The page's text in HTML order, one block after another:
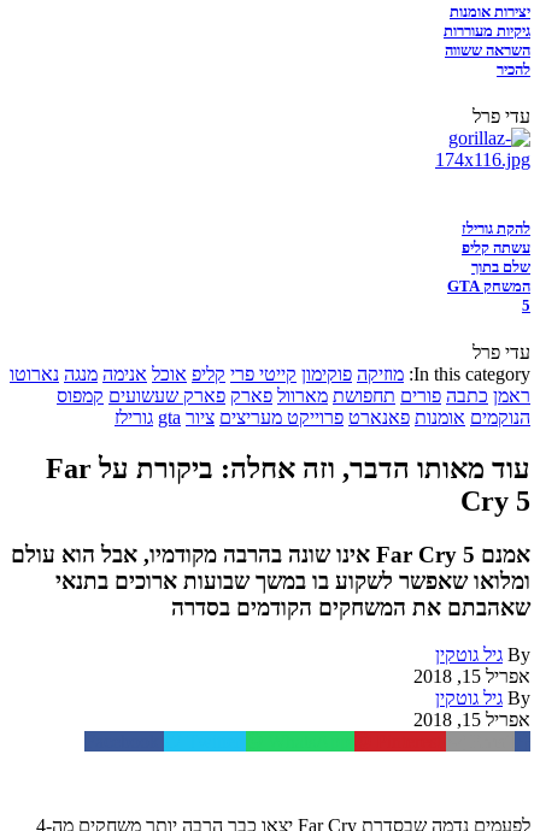
יצירות אומנות
גיקיות מעוררות
השראה ששווה
להכיר
עדי פרל
להקת גורילז
עשתה קליפ
שלם בתוך
המשחק GTA
5
עדי פרל
In this category: מוזיקה פוקימון קייטי פרי קליפ אוכל אנימה מנגה נארוטו
ראמן כתבה פורים תחפושת מארוול פארק פארק שעשועים קמפוס
הנוקמים אומנות פאנארט פרוייקט מעריצים ציור gta גורילז
עוד מאותו הדבר, וזה אחלה: ביקורת על Far
Cry 5
אמנם Far Cry 5 אינו שונה בהרבה מקודמיו, אבל הוא עולם
ומלואו שאפשר לשקוע בו במשך שבועות ארוכים בתנאי
שאהבתם את המשחקים הקודמים בסדרה
By גיל גוטקין
אפריל 15, 2018
By גיל גוטקין
אפריל 15, 2018
לפעמים נדמה שבסדרת Far Cry יצאו כבר הרבה יותר משחקים מה-4